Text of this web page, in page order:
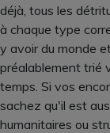
déjà, tous les
à chaque type
y avoir du monde
préalablement trié
temps. Si vos
sachez qu'il est
humanitaires ou